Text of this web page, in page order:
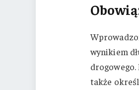
wynikiem
także